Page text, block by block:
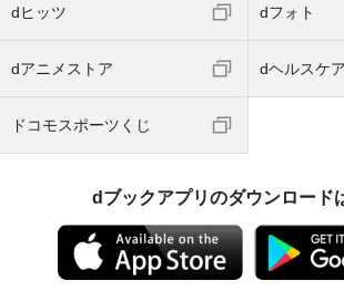
dヒッツ dフォト
dアニメストア dヘルスケア
ドコモスポーツくじ
dブックアプリのダウンロード